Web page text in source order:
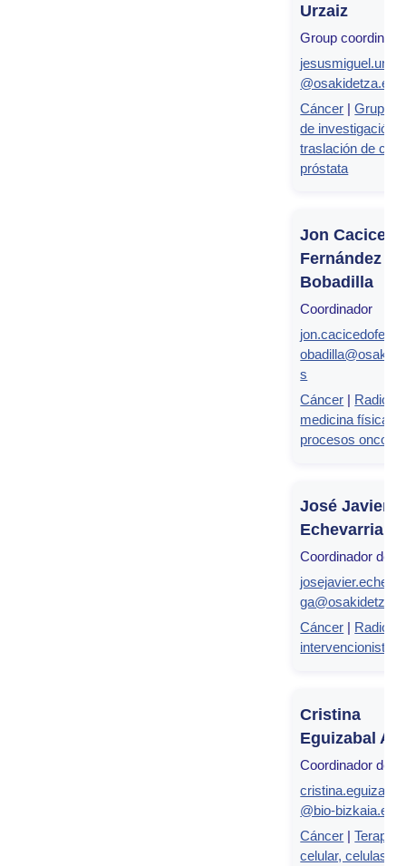
Urzaiz
Group
@osakidetza.eus
Cáncer |Grupo
de investigación y
traslación de
próstata
Jon Cacicedo
Fernández de
Bobadilla
Coordinador
s
Cáncer |
medicina física
procesos
José Javier
Echevarria
Coordinador del
Cáncer |
intervencionista
Cristina
Eguizabal
Coordinador del
@bio-bizkaia.eus
Cáncer |Terapia
celular, celulas